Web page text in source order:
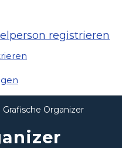
registrieren
Grafische Organizer